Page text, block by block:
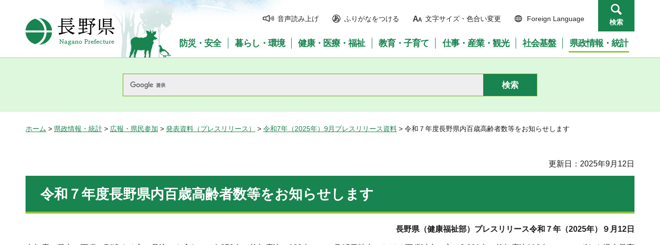
長野県Nagano Prefecture
音声読み上げ ふりがなをつける 文字サイズ・色合い変更 Foreign Language 検索
防災・安全 暮らし・環境 健康・医療・福祉 教育・子育て 仕事・産業・観光 社会基盤 県政情報・統計
ホーム > 県政情報・統計 > 広報・県民参加 > 発表資料（プレスリリース） > 令和7年（2025年）9月プレスリリース資料 > 令和７年度長野県内百歳高齢者数等をお知らせします
更新日：2025年9月12日
令和７年度長野県内百歳高齢者数等をお知らせします
長野県（健康福祉部）プレスリリース令和７年（2025年）９月12日